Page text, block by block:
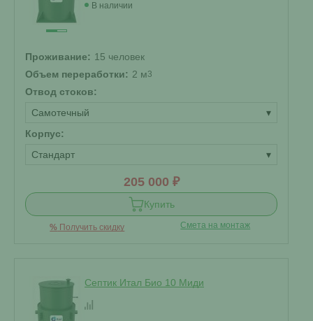
В наличии
Проживание: 15 человек
Объем переработки: 2 м3
Отвод стоков:
Самотечный
▾
Корпус:
Стандарт
▾
205 000 ₽
Купить
% Получить скидку Смета на монтаж
Септик Итал Био 10 Миди